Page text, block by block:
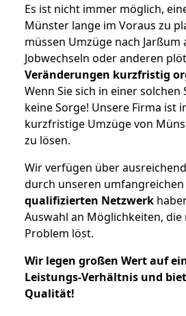
Es ist nicht immer möglich,
Münster lange im Voraus zu
müssen Umzüge nach
Jobwechseln oder anderen
Veränderungen kurzfristig
Wenn Sie sich in einer
keine Sorge! Unsere Firma ist
kurzfristige Umzüge von
zu lösen.
Wir verfügen über
durch unseren
qualifizierten Netzwerk
Auswahl an Möglichkeiten, die
Problem löst.
Wir legen großen Wert auf
Leistungs-Verhältnis und
Qualität!